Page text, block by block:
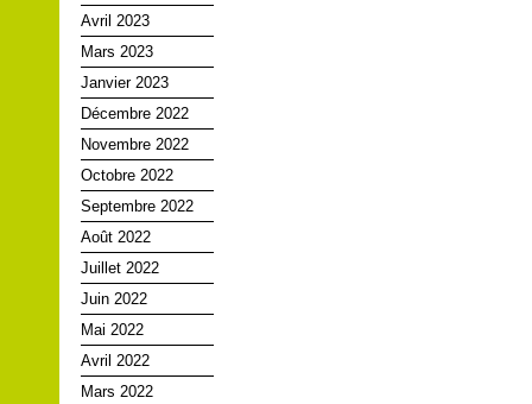
Avril 2023
Mars 2023
Janvier 2023
Décembre 2022
Novembre 2022
Octobre 2022
Septembre 2022
Août 2022
Juillet 2022
Juin 2022
Mai 2022
Avril 2022
Mars 2022